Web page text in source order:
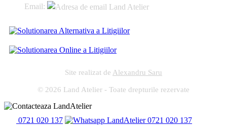
Email:
Site realizat de Alexandru Saru
© 2026 Land Atelier - Toate drepturile rezervate
0721 020 137 0721 020 137